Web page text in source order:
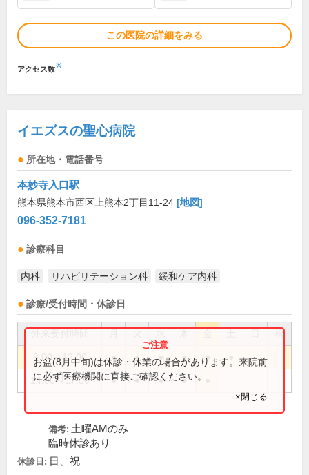
この医院の詳細をみる
アクセス数※
イエズスの聖心病院
所在地・電話番号
本妙寺入口駅
熊本県熊本市西区上熊本2丁目11-24 [地図]
096-352-7181
診療科目
内科 リハビリテーション科 緩和ケア内科
診療/受付時間・休診日
祝
9:00～12:00 ● ● ● ● ●
14:00～17:00 ● ● ● ●
お盆(8月中旬)は休診・休業の場合があります。来院前
に必ず医療機関に直接ご確認ください。
×閉じる
備考: 土曜AMのみ
臨時休診あり
休診日: 日、祝